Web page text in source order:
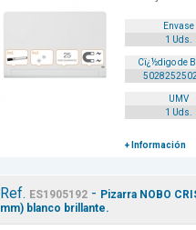
Envase
1 Uds.
Cï¿½digo de
UMV
1 Uds.
+ Información
Ref. ES1905192 - Pizarra NOBO
mm) blanco brillante.